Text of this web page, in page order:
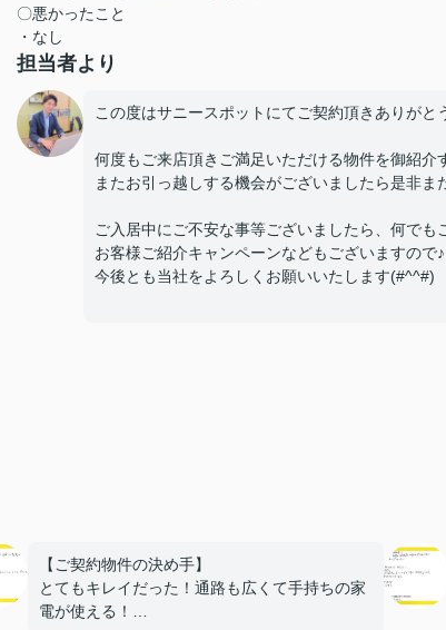
〇悪かったこと
・なし
担当者より
この度はサニースポットにてご契約頂きありがと
何度もご来店頂きご満足いただける物件を御紹介
またお引っ越しする機会がございましたら是非
ご入居中にご不安な事等ございましたら、何でも
お客様ご紹介キャンペーンなどもございますので♪
今後とも当社をよろしくお願いいたします(#^^#)
【ご契約物件の決め手】
とてもキレイだった！通路も広くて手持ちの家
電が使える！